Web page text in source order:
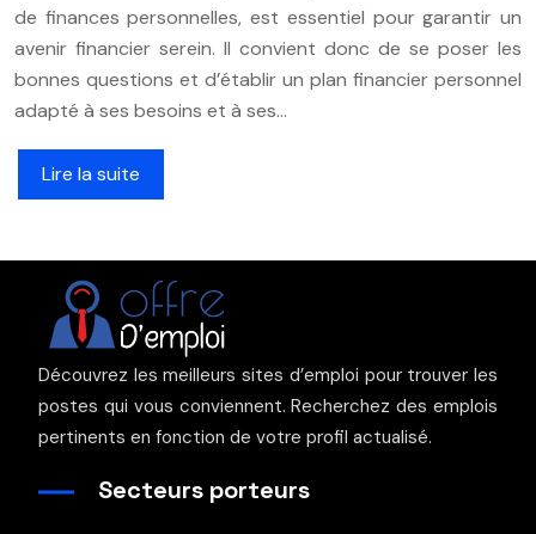
de finances personnelles, est essentiel pour garantir un
avenir financier serein. Il convient donc de se poser les
bonnes questions et d’établir un plan financier personnel
adapté à ses besoins et à ses…
Lire la suite
Découvrez les meilleurs sites d’emploi pour trouver les
postes qui vous conviennent. Recherchez des emplois
pertinents en fonction de votre profil actualisé.
Secteurs porteurs